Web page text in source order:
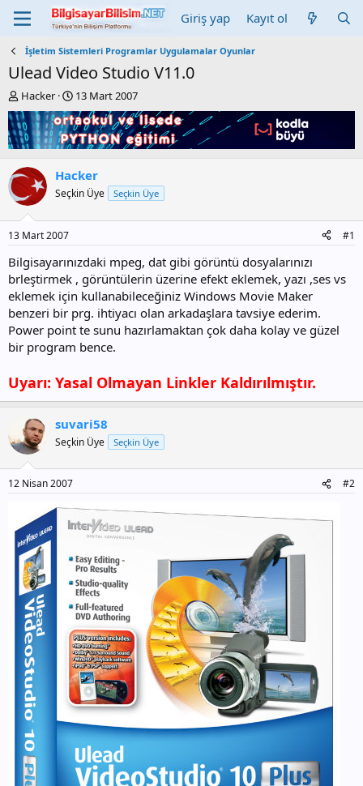
Giriş yap Kayıt ol
İşletim Sistemleri Programlar Uygulamalar Oyunlar
Ulead Video Studio V11.0
K
o
n
b
u
y
u
b
ş
a
t
a
n
Hacker
B
a
ş
l
a
n
g
ı
t
i
h
i
13 Mart 2007
Hacker
Seçkin Üye Seçkin Üye
13 Mart 2007 #1
Bilgisayarınızdaki mpeg, dat gibi görüntü dosyalarınızı
brleştirmek , görüntülerin üzerine efekt eklemek, yazı ,ses vs
eklemek için kullanabileceğiniz Windows Movie Maker
benzeri bir prg. ihtiyacı olan arkadaşlara tavsiye ederim.
Power point te sunu hazırlamaktan çok daha kolay ve güzel
bir program bence.
Uyarı: Yasal Olmayan Linkler Kaldırılmıştır.
suvari58
Seçkin Üye Seçkin Üye
12 Nisan 2007 #2